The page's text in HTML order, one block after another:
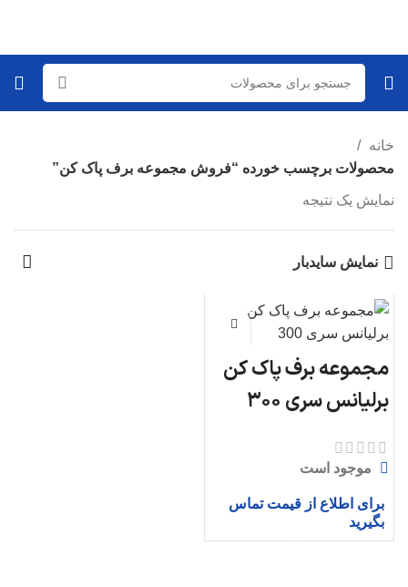
خانه
محصولات برچسب خورده “فروش مجموعه برف پاک کن”
نمایش یک نتیجه
نمایش سایدبار
مجموعه برف پاک کن
برلیانس سری ۳۰۰
موجود است
برای اطلاع از قیمت تماس
بگیرید